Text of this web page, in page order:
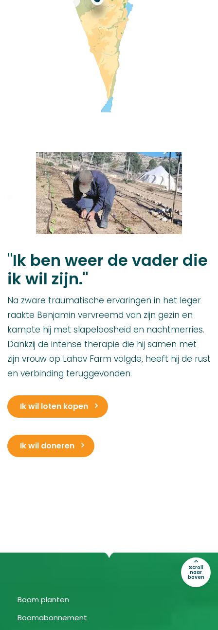
"Ik ben weer de vader die
ik wil zijn."
Na zware traumatische ervaringen in het leger
raakte Benjamin vervreemd van zijn gezin en
kampte hij met slapeloosheid en nachtmerries.
Dankzij de intense therapie die hij samen met
zijn vrouw op Lahav Farm volgde, heeft hij de rust
en verbinding teruggevonden.
Ik wil loten kopen
Ik wil doneren
Boom planten
Boomabonnement
Scroll
naar
boven